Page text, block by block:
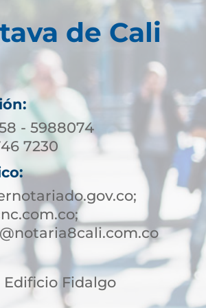
de Cali
- 5988074
7230
Edificio Fidalgo